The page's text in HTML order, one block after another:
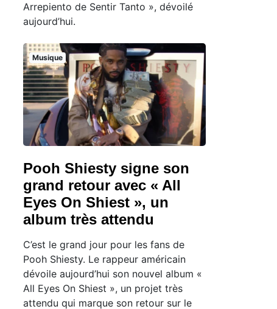
Arrepiento de Sentir Tanto », dévoilé
aujourd’hui.
Musique
Pooh Shiesty signe son
grand retour avec « All
Eyes On Shiest », un
album très attendu
C’est le grand jour pour les fans de
Pooh Shiesty. Le rappeur américain
dévoile aujourd’hui son nouvel album «
All Eyes On Shiest », un projet très
attendu qui marque son retour sur le